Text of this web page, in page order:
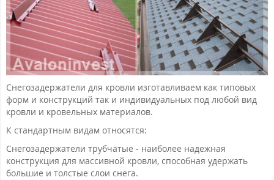
Снегозадержатели для кровли изготавливаем как типовых
форм и конструкций так и индивидуальных под любой вид
кровли и кровельных материалов.
К стандартным видам относятся:
Снегозадержатели трубчатые - наиболее надежная
конструкция для массивной кровли, способная удержать
большие и толстые слои снега.